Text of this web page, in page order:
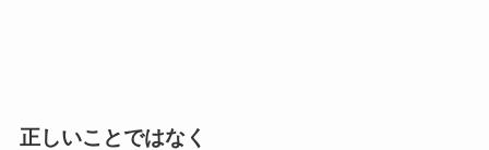
正しいことではなく